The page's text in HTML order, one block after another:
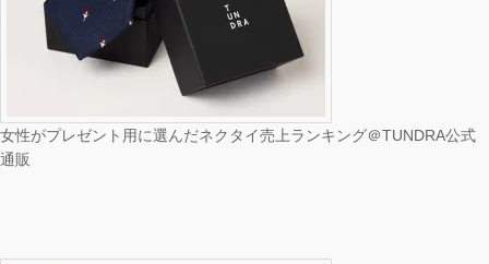
女性がプレゼント用に選んだネクタイ売上ランキング＠TUNDRA公式
通販